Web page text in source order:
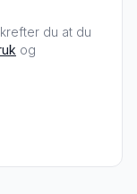
du at du
og